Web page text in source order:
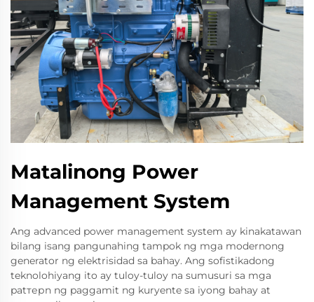
Matalinong Power
Management System
Ang advanced power management system ay kinakatawan
bilang isang pangunahing tampok ng mga modernong
generator ng elektrisidad sa bahay. Ang sofistikadong
teknolohiyang ito ay tuloy-tuloy na sumusuri sa mga
patтерn ng paggamit ng kuryente sa iyong bahay at